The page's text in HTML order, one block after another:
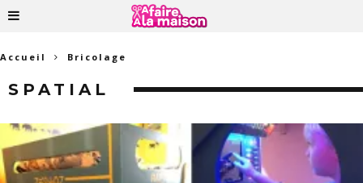
Accueil Bricolage
SPATIAL